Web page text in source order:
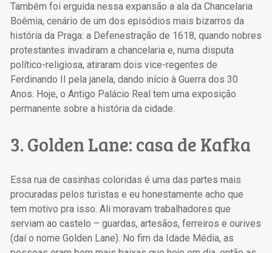
Também foi erguida nessa expansão a ala da Chancelaria
Boêmia, cenário de um dos episódios mais bizarros da
história da Praga: a Defenestração de 1618, quando nobres
protestantes invadiram a chancelaria e, numa disputa
político-religiosa, atiraram dois vice-regentes de
Ferdinando II pela janela, dando início à Guerra dos 30
Anos. Hoje, o Antigo Palácio Real tem uma exposição
permanente sobre a história da cidade.
3. Golden Lane: casa de Kafka
Essa rua de casinhas coloridas é uma das partes mais
procuradas pelos turistas e eu honestamente acho que
tem motivo pra isso. Ali moravam trabalhadores que
serviam ao castelo – guardas, artesãos, ferreiros e ourives
(daí o nome Golden Lane). No fim da Idade Média, as